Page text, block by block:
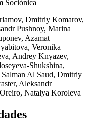
Dmitriy Komarov,
Pushnoy, Marina
Azamat
Veronika
Andrey Knyazev,
Shukshina,
Al Saud, Dmitriy
Aleksandr
Natalya Koroleva